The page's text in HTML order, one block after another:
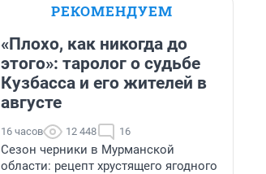
РЕКОМЕНДУЕМ
«Плохо, как никогда до
этого»: таролог о судьбе
Кузбасса и его жителей в
августе
16 часов 12 448 16
Сезон черники в Мурманской
области: рецепт хрустящего ягодного